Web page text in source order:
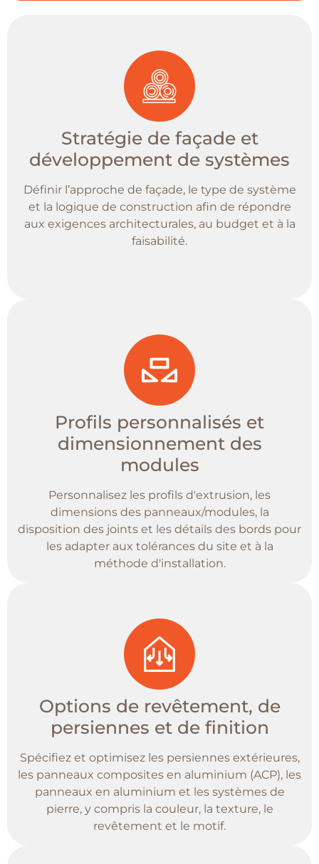
Stratégie de façade et
développement de systèmes
Définir l’approche de façade, le type de système
et la logique de construction afin de répondre
aux exigences architecturales, au budget et à la
faisabilité.
Profils personnalisés et
dimensionnement des
modules
Personnalisez les profils d'extrusion, les
dimensions des panneaux/modules, la
disposition des joints et les détails des bords pour
les adapter aux tolérances du site et à la
méthode d'installation.
Options de revêtement, de
persiennes et de finition
Spécifiez et optimisez les persiennes extérieures,
les panneaux composites en aluminium (ACP), les
panneaux en aluminium et les systèmes de
pierre, y compris la couleur, la texture, le
revêtement et le motif.